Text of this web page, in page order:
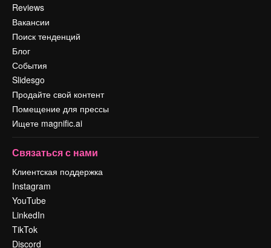
Reviews
Вакансии
Поиск тенденций
Блог
События
Slidesgo
Продайте свой контент
Помещение для прессы
Ищете magnific.ai
Связаться с нами
Клиентская поддержка
Instagram
YouTube
LinkedIn
TikTok
Discord